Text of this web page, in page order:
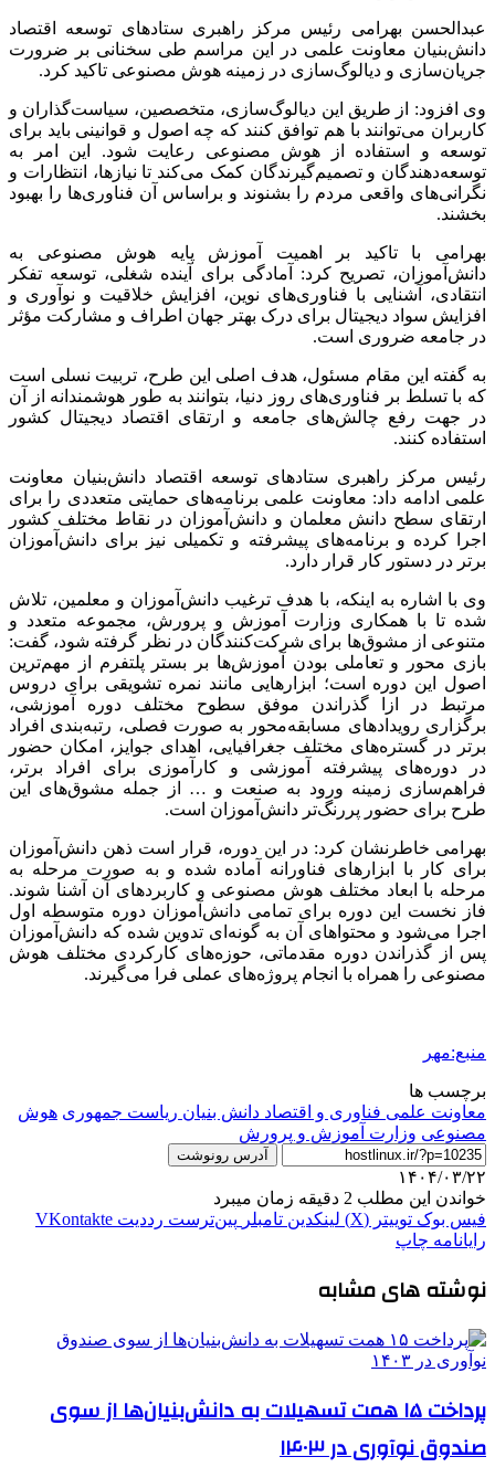
عبدالحسن بهرامی رئیس مرکز راهبری ستادهای توسعه اقتصاد
دانش‌بنیان معاونت علمی در این مراسم طی سخنانی بر ضرورت
جریان‌سازی و دیالوگ‌سازی در زمینه هوش مصنوعی تاکید کرد.
وی افزود: از طریق این دیالوگ‌سازی، متخصصین، سیاست‌گذاران و
کاربران می‌توانند با هم توافق کنند که چه اصول و قوانینی باید برای
توسعه و استفاده از هوش مصنوعی رعایت شود. این امر به
توسعه‌دهندگان و تصمیم‌گیرندگان کمک می‌کند تا نیازها، انتظارات و
نگرانی‌های واقعی مردم را بشنوند و براساس آن فناوری‌ها را بهبود
بخشند.
بهرامی با تاکید بر اهمیت آموزش پایه هوش مصنوعی به
دانش‌آموزان، تصریح کرد: آمادگی برای آینده شغلی، توسعه تفکر
انتقادی، آشنایی با فناوری‌های نوین، افزایش خلاقیت و نوآوری و
افزایش سواد دیجیتال برای درک بهتر جهان اطراف و مشارکت مؤثر
در جامعه ضروری است.
به گفته این مقام مسئول، هدف اصلی این طرح، تربیت نسلی است
که با تسلط بر فناوری‌های روز دنیا، بتوانند به طور هوشمندانه از آن
در جهت رفع چالش‌های جامعه و ارتقای اقتصاد دیجیتال کشور
استفاده کنند.
رئیس مرکز راهبری ستادهای توسعه اقتصاد دانش‌بنیان معاونت
علمی ادامه داد: معاونت علمی برنامه‌های حمایتی متعددی را برای
ارتقای سطح دانش معلمان و دانش‌آموزان در نقاط مختلف کشور
اجرا کرده و برنامه‌های پیشرفته و تکمیلی نیز برای دانش‌آموزان
برتر در دستور کار قرار دارد.
وی با اشاره به اینکه، با هدف ترغیب دانش‌آموزان و معلمین، تلاش
شده تا با همکاری وزارت آموزش و پرورش، مجموعه متعدد و
متنوعی از مشوق‌ها برای شرکت‌کنندگان در نظر گرفته شود، گفت:
بازی محور و تعاملی بودن آموزش‌ها بر بستر پلتفرم از مهم‌ترین
اصول این دوره است؛ ابزارهایی مانند نمره تشویقی برای دروس
مرتبط در ازا گذراندن موفق سطوح مختلف دوره آموزشی،
برگزاری رویدادهای مسابقه‌محور به صورت فصلی، رتبه‌بندی افراد
برتر در گستره‌های مختلف جغرافیایی، اهدای جوایز، امکان حضور
در دوره‌های پیشرفته آموزشی و کارآموزی برای افراد برتر،
فراهم‌سازی زمینه ورود به صنعت و … از جمله مشوق‌های این
طرح برای حضور پررنگ‌تر دانش‌آموزان است.
بهرامی خاطرنشان کرد: در این دوره، قرار است ذهن دانش‌آموزان
برای کار با ابزارهای فناورانه آماده شده و به صورت مرحله به
مرحله با ابعاد مختلف هوش مصنوعی و کاربردهای آن آشنا شوند.
فاز نخست این دوره برای تمامی دانش‌آموزان دوره متوسطه اول
اجرا می‌شود و محتواهای آن به گونه‌ای تدوین شده که دانش‌آموزان
پس از گذراندن دوره مقدماتی، حوزه‌های کارکردی مختلف هوش
مصنوعی را همراه با انجام پروژه‌های عملی فرا می‌گیرند.
منبع:مهر
برچسب ها
معاونت علمی فناوری و اقتصاد دانش بنیان ریاست جمهوری هوش
مصنوعی وزارت آموزش و پرورش
آدرس رونوشت
۱۴۰۴/۰۳/۲۲
خواندن این مطلب 2 دقیقه زمان میبرد
فیس بوک توییتر (X) لینکدین ‫تامبلر ‫پین‌ترست ‫رددیت ‫VKontakte
رایانامه چاپ
نوشته های مشابه
پرداخت ۱۵ همت تسهیلات به دانش‌بنیان‌ها از سوی
صندوق نوآوری در ۱۴۰۳